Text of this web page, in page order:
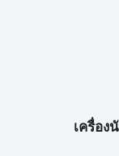
เครื่อง